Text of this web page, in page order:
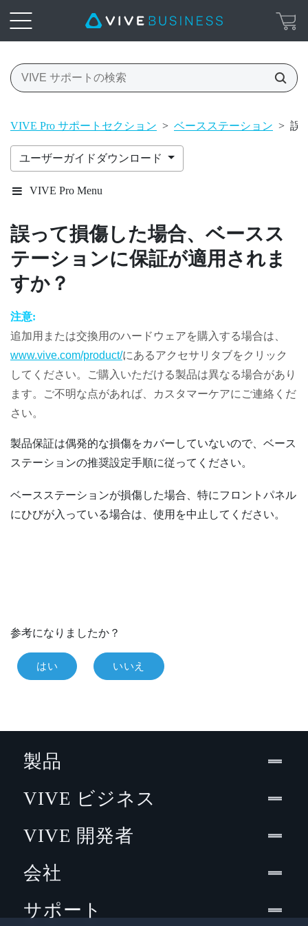
VIVE Pro サポートセクション > ベースステーション > 誤
ユーザーガイドダウンロード
VIVE Pro Menu
誤って損傷した場合、ベースス
テーションに保証が適用されま
すか？
注意:
追加用または交換用のハードウェアを購入する場合は、
www.vive.com/product/にあるアクセサリタブをクリック
してください。ご購入いただける製品は異なる場合があり
ます。ご不明な点があれば、カスタマーケアにご連絡くだ
さい。
製品保証は偶発的な損傷をカバーしていないので、ベース
ステーションの推奨設定手順に従ってください。
ベースステーションが損傷した場合、特にフロントパネル
にひびが入っている場合は、使用を中止してください。
参考になりましたか？
はい いいえ
製品
VIVE ビジネス
VIVE 開発者
会社
サポート